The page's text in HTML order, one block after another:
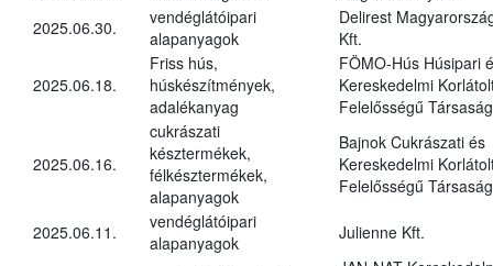
2025.06.30.
vendéglátóipari
alapanyagok
Delirest
Kft.
2025.06.18.
Friss hús,
húskészítmények,
adalékanyag
FÖMO-Hús Húsipari
Kereskedelmi
Felelősségű Társaság
2025.06.16.
cukrászati
késztermékek,
félkésztermékek,
alapanyagok
Bajnok Cukrászati és
Kereskedelmi
Felelősségű Társaság
2025.06.11.
vendéglátóipari
alapanyagok
Julienne Kft.